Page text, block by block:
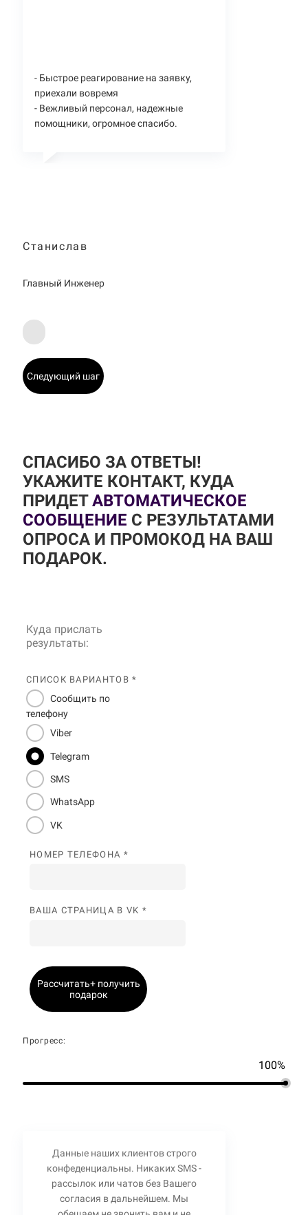
- Быстрое реагирование на заявку,
приехали вовремя
- Вежливый персонал, надежные
помощники, огромное спасибо.
Станислав
Главный Инженер
Следующий шаг
СПАСИБО ЗА ОТВЕТЫ!
УКАЖИТЕ КОНТАКТ, КУДА
ПРИДЕТАВТОМАТИЧЕСКОЕ
СООБЩЕНИЕ С РЕЗУЛЬТАТАМИ
ОПРОСА И ПРОМОКОД НА ВАШ
ПОДАРОК.
Куда прислать
результаты:
СПИСОК ВАРИАНТОВ *
Сообщить по
телефону
Viber
Telegram
SMS
WhatsApp
VK
НОМЕР ТЕЛЕФОНА *
ВАША СТРАНИЦА В VK *
Рассчитать+ получить
подарок
Прогресс:
100%
Данные наших клиентов строго
конфеденциальны. Никаких SMS -
рассылок или чатов без Вашего
согласия в дальнейшем. Мы